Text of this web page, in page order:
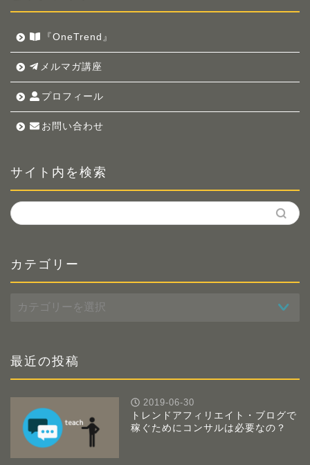
『OneTrend』
メルマガ講座
プロフィール
お問い合わせ
サイト内を検索
カテゴリー
テ
ー
最近の投稿
2019-06-30
トレンドアフィリエイト・ブログで
稼ぐためにコンサルは必要なの？